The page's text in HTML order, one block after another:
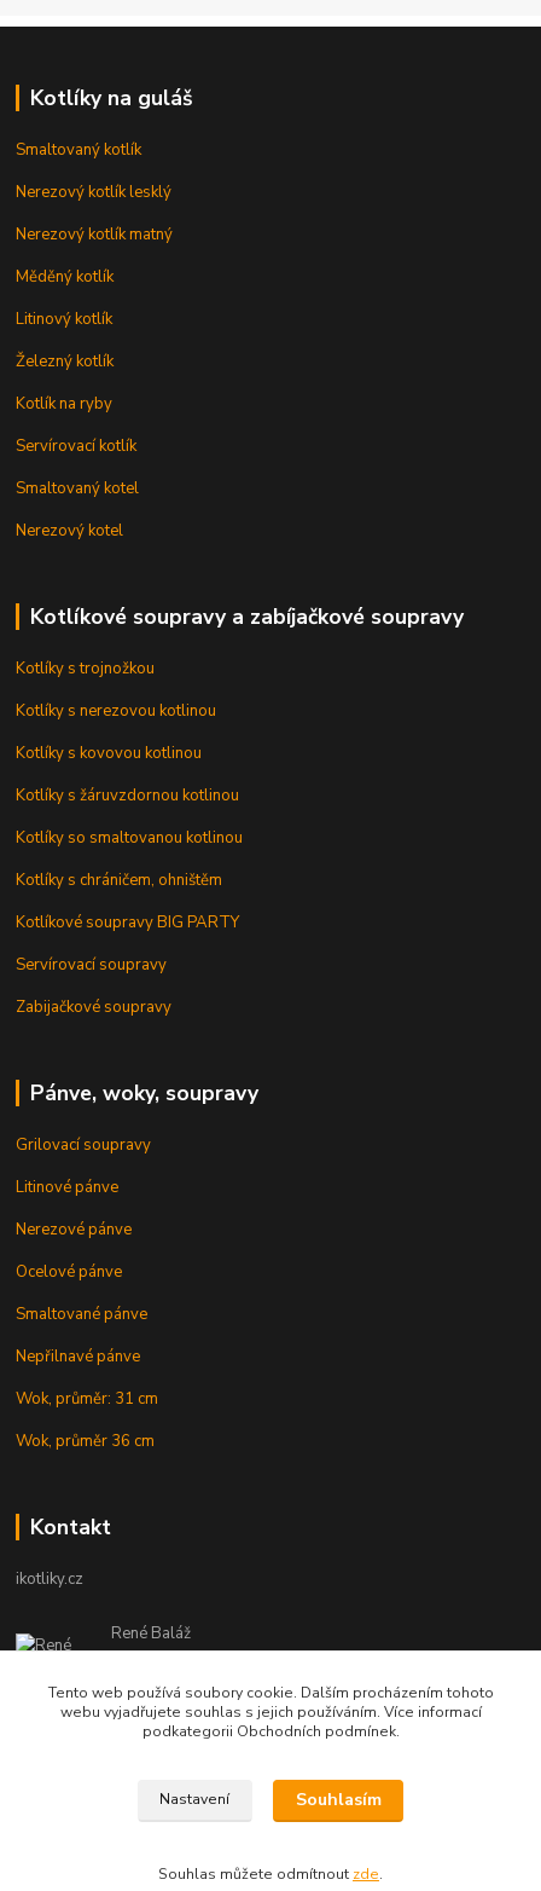
Kotlíky na guláš
Smaltovaný kotlík
Nerezový kotlík lesklý
Nerezový kotlík matný
Měděný kotlík
Litinový kotlík
Železný kotlík
Kotlík na ryby
Servírovací kotlík
Smaltovaný kotel
Nerezový kotel
Kotlíkové soupravy a zabíjačkové soupravy
Kotlíky s trojnožkou
Kotlíky s nerezovou kotlinou
Kotlíky s kovovou kotlinou
Kotlíky s žáruvzdornou kotlinou
Kotlíky so smaltovanou kotlinou
Kotlíky s chráničem, ohništěm
Kotlíkové soupravy BIG PARTY
Servírovací soupravy
Zabijačkové soupravy
Pánve, woky, soupravy
Grilovací soupravy
Litinové pánve
Nerezové pánve
Ocelové pánve
Smaltované pánve
Nepřilnavé pánve
Wok, průměr: 31 cm
Wok, průměr 36 cm
Kontakt
ikotliky.cz
René Baláž
Eshop: +421 902 212 007
od 8:00 - do 16:00 hod
info@ikotliky.cz
Copyright © 2014-2020 IKOTLIKY.CZ, všetky práva vyhradené..
Tento web používá soubory cookie. Dalším procházením tohoto
webu vyjadřujete souhlas s jejich používáním. Více informací
podkategorii Obchodních podmínek.
Nastavení Souhlasím
Souhlas můžete odmítnout zde.